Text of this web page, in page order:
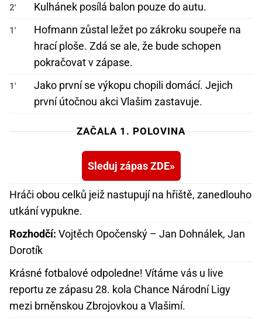
2' Kulhánek posílá balon pouze do autu.
1'
Hofmann zůstal ležet po zákroku soupeře na
hrací ploše. Zdá se ale, že bude schopen
pokračovat v zápase.
1'
Jako první se výkopu chopili domácí. Jejich
první útočnou akci Vlašim zastavuje.
ZAČALA 1. POLOVINA
Sleduj zápas ZDE
Hráči obou celků jeiž nastupují na hřiště, zanedlouho
utkání vypukne.
Rozhodčí: Vojtěch Opočenský – Jan Dohnálek, Jan
Dorotík
Krásné fotbalové odpoledne! Vítáme vás u live
reportu ze zápasu 28. kola Chance Národní Ligy
mezi brněnskou Zbrojovkou a Vlašimí.